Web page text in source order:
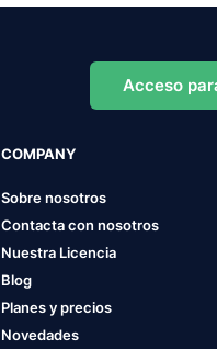
Acceso
COMPANY
Sobre nosotros
Contacta con nosotros
Nuestra Licencia
Blog
Planes y precios
Novedades